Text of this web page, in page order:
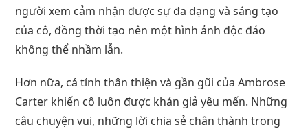
người xem cảm nhận được sự đa dạng và sáng tạo
của cô, đồng thời tạo nên một hình ảnh độc đáo
không thể nhầm lẫn.
Hơn nữa, cá tính thân thiện và gần gũi của Ambrose
Carter khiến cô luôn được khán giả yêu mến. Những
câu chuyện vui, những lời chia sẻ chân thành trong